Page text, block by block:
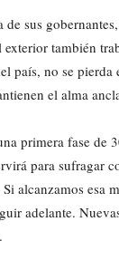
sus
también
país, no se
el alma
primera fase de
para sufragar
alcanzamos esa
adelante.